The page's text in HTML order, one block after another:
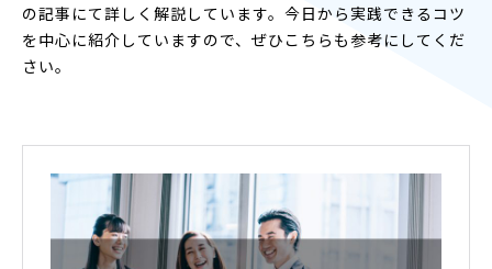
の記事にて詳しく解説しています。今日から実践できるコツ
を中心に紹介していますので、ぜひこちらも参考にしてくだ
さい。